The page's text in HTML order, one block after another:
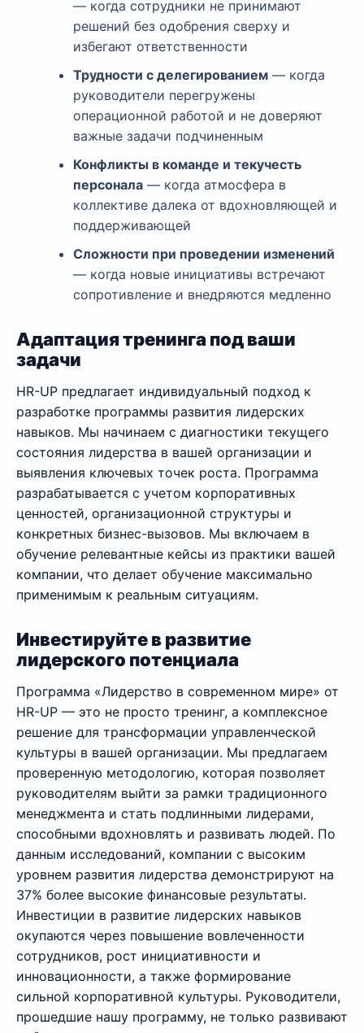
— когда сотрудники не принимают
решений без одобрения сверху и
избегают ответственности
Трудности с делегированием — когда
руководители перегружены
операционной работой и не доверяют
важные задачи подчиненным
Конфликты в команде и текучесть
персонала — когда атмосфера в
коллективе далека от вдохновляющей и
поддерживающей
Сложности при проведении изменений
— когда новые инициативы встречают
сопротивление и внедряются медленно
Адаптация тренинга под ваши
задачи
HR-UP предлагает индивидуальный подход к
разработке программы развития лидерских
навыков. Мы начинаем с диагностики текущего
состояния лидерства в вашей организации и
выявления ключевых точек роста. Программа
разрабатывается с учетом корпоративных
ценностей, организационной структуры и
конкретных бизнес-вызовов. Мы включаем в
обучение релевантные кейсы из практики вашей
компании, что делает обучение максимально
применимым к реальным ситуациям.
Инвестируйте в развитие
лидерского потенциала
Программа «Лидерство в современном мире» от
HR-UP — это не просто тренинг, а комплексное
решение для трансформации управленческой
культуры в вашей организации. Мы предлагаем
проверенную методологию, которая позволяет
руководителям выйти за рамки традиционного
менеджмента и стать подлинными лидерами,
способными вдохновлять и развивать людей. По
данным исследований, компании с высоким
уровнем развития лидерства демонстрируют на
37% более высокие финансовые результаты.
Инвестиции в развитие лидерских навыков
окупаются через повышение вовлеченности
сотрудников, рост инициативности и
инновационности, а также формирование
сильной корпоративной культуры. Руководители,
прошедшие нашу программу, не только развивают